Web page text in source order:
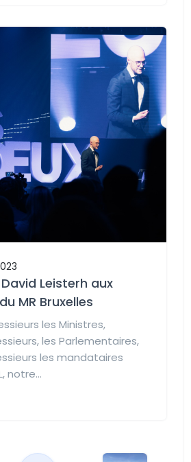
Leisterh aux
MR Bruxelles
les Ministres,
les Parlementaires,
les mandataires
notre...